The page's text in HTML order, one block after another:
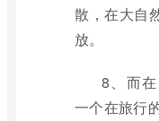
散，在大自
放。
8、而
一个在旅行